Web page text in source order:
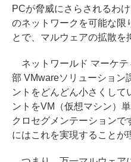
PCが脅威にさらされるわ
のネットワークを可能な限
とで、マルウェアの拡散を
ネットワールド マーケテ
部 VMwareソリューション
ントをどんどん小さくして
ントをVM（仮想マシン）
クロセグメンテーションで
にはこれを実現することが